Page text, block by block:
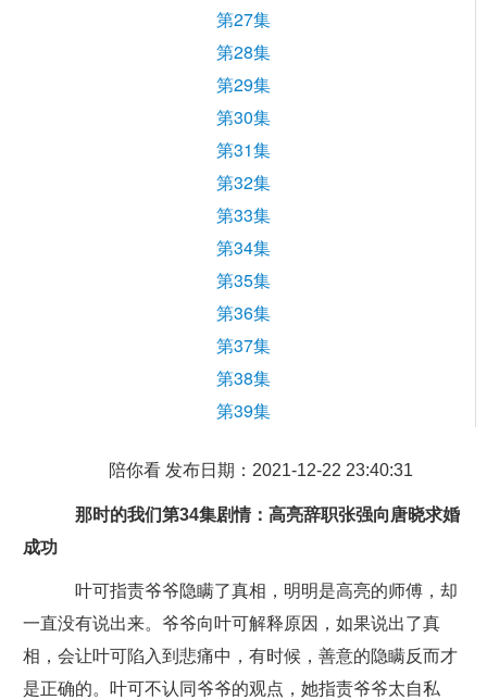
第27集
第28集
第29集
第30集
第31集
第32集
第33集
第34集
第35集
第36集
第37集
第38集
第39集
陪你看 发布日期：2021-12-22 23:40:31
那时的我们第34集剧情：高亮辞职张强向唐晓求婚
成功
叶可指责爷爷隐瞒了真相，明明是高亮的师傅，却
一直没有说出来。爷爷向叶可解释原因，如果说出了真
相，会让叶可陷入到悲痛中，有时候，善意的隐瞒反而才
是正确的。叶可不认同爷爷的观点，她指责爷爷太自私